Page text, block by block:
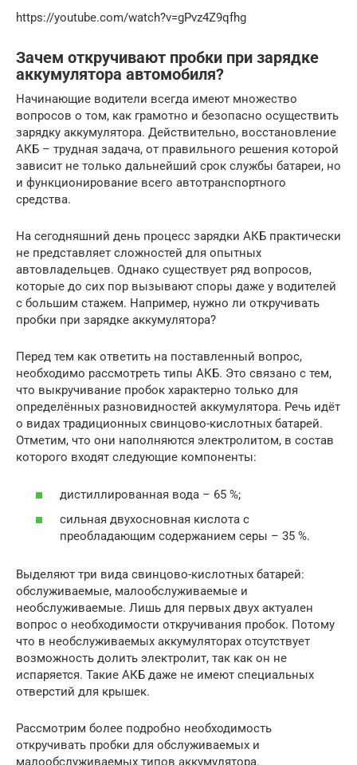
https://youtube.com/watch?v=gPvz4Z9qfhg
Зачем откручивают пробки при зарядке
аккумулятора автомобиля?
Начинающие водители всегда имеют множество
вопросов о том, как грамотно и безопасно осуществить
зарядку аккумулятора. Действительно, восстановление
АКБ – трудная задача, от правильного решения которой
зависит не только дальнейший срок службы батареи, но
и функционирование всего автотранспортного
средства.
На сегодняшний день процесс зарядки АКБ практически
не представляет сложностей для опытных
автовладельцев. Однако существует ряд вопросов,
которые до сих пор вызывают споры даже у водителей
с большим стажем. Например, нужно ли откручивать
пробки при зарядке аккумулятора?
Перед тем как ответить на поставленный вопрос,
необходимо рассмотреть типы АКБ. Это связано с тем,
что выкручивание пробок характерно только для
определённых разновидностей аккумулятора. Речь идёт
о видах традиционных свинцово-кислотных батарей.
Отметим, что они наполняются электролитом, в состав
которого входят следующие компоненты:
дистиллированная вода – 65 %;
сильная двухосновная кислота с
преобладающим содержанием серы – 35 %.
Выделяют три вида свинцово-кислотных батарей:
обслуживаемые, малообслуживаемые и
необслуживаемые. Лишь для первых двух актуален
вопрос о необходимости откручивания пробок. Потому
что в необслуживаемых аккумуляторах отсутствует
возможность долить электролит, так как он не
испаряется. Такие АКБ даже не имеют специальных
отверстий для крышек.
Рассмотрим более подробно необходимость
откручивать пробки для обслуживаемых и
малообслуживаемых типов аккумулятора.